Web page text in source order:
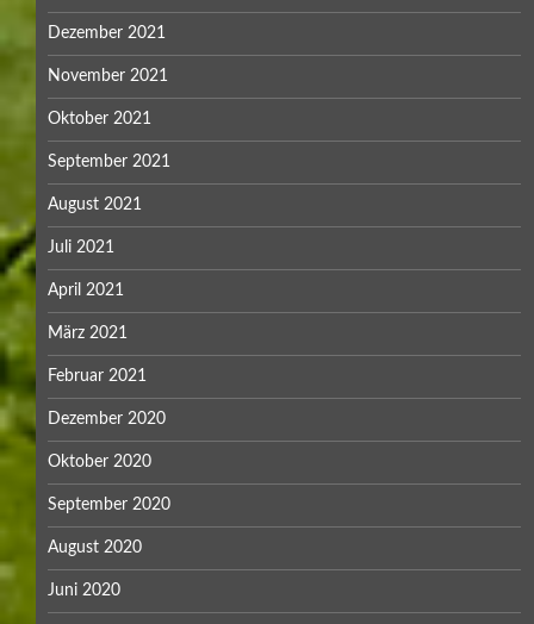
Dezember 2021
November 2021
Oktober 2021
September 2021
August 2021
Juli 2021
April 2021
März 2021
Februar 2021
Dezember 2020
Oktober 2020
September 2020
August 2020
Juni 2020